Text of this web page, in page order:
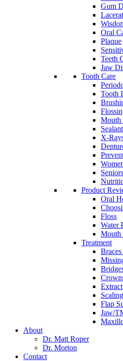
Gum
Oral
Plaque
Teeth
Jaw
Tooth Care
Tooth
Mouth
X-
Product
Oral
Floss
Water
Mouth
Treatment
Flap
Jaw/
About
Dr. Matt Roper
Dr. Morton
Contact